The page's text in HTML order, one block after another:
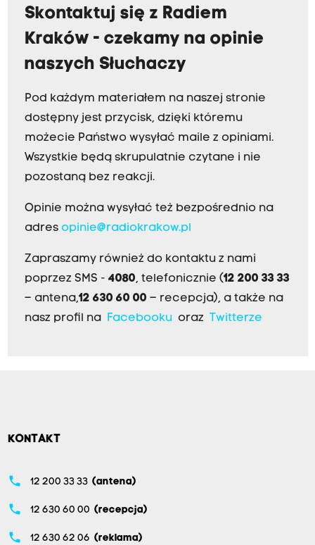
Skontaktuj się z Radiem
Kraków - czekamy na opinie
naszych Słuchaczy
Pod każdym materiałem na naszej stronie
dostępny jest przycisk, dzięki któremu
możecie Państwo wysyłać maile z opiniami.
Wszystkie będą skrupulatnie czytane i nie
pozostaną bez reakcji.
Opinie można wysyłać też bezpośrednio na
adres opinie@radiokrakow.pl
Zapraszamy również do kontaktu z nami
poprzez SMS - 4080, telefonicznie (12 200 33 33
– antena,12 630 60 00 – recepcja), a także na
nasz profil na Facebookuoraz Twitterze
KONTAKT
phone 12 200 33 33 (antena)
phone 12 630 60 00 (recepcja)
phone 12 630 62 06 (reklama)